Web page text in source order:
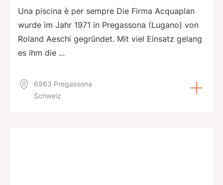
Una piscina è per sempre Die Firma Acquaplan
wurde im Jahr 1971 in Pregassona (Lugano) von
Roland Aeschi gegründet. Mit viel Einsatz gelang
es ihm die ...
6963 Pregassona
Schweiz